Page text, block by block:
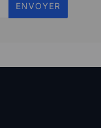
ENVOYER